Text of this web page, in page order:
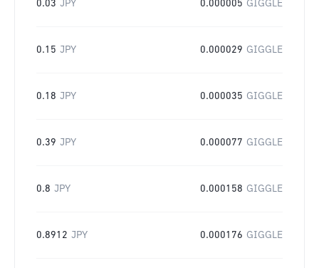
0.03 JPY 0.000005 GIGGLE
0.15 JPY 0.000029 GIGGLE
0.18 JPY 0.000035 GIGGLE
0.39 JPY 0.000077 GIGGLE
0.8 JPY 0.000158 GIGGLE
0.8912 JPY 0.000176 GIGGLE